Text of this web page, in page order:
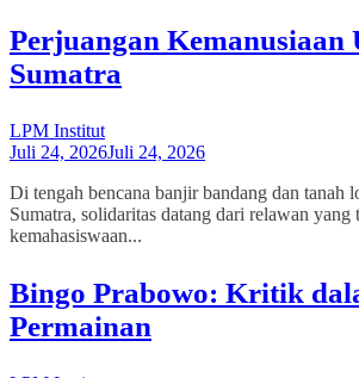
Perjuangan Kemanusiaan
Sumatra
LPM Institut
Juli 24, 2026Juli 24, 2026
Di tengah bencana banjir bandang dan tanah
Sumatra, solidaritas datang dari relawan yang
kemahasiswaan...
Bingo Prabowo: Kritik
Permainan